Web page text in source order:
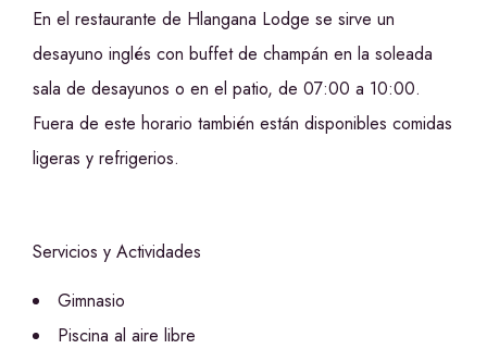
En el restaurante de Hlangana Lodge se sirve un
desayuno inglés con buffet de champán en la soleada
sala de desayunos o en el patio, de 07:00 a 10:00.
Fuera de este horario también están disponibles comidas
ligeras y refrigerios.
Servicios y Actividades
Gimnasio
Piscina al aire libre